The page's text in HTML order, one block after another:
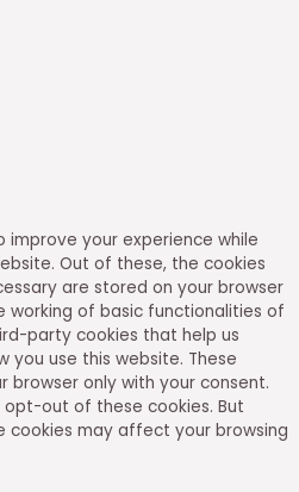
improve your experience while
Out of these, the cookies
are stored on your browser
working of basic functionalities of
party cookies that help us
you use this website. These
browser only with your consent.
out of these cookies. But
may affect your browsing